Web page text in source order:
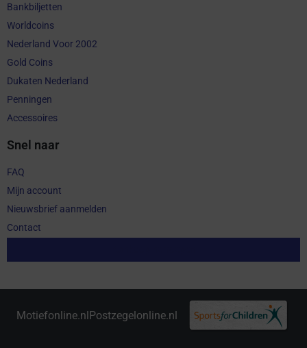
Bankbiljetten
Worldcoins
Nederland Voor 2002
Gold Coins
Dukaten Nederland
Penningen
Accessoires
Snel naar
FAQ
Mijn account
Nieuwsbrief aanmelden
Contact
Motiefonline.nl Postzegelonline.nl